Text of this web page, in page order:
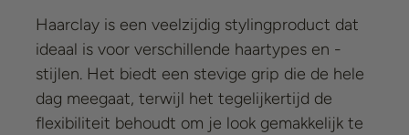
Haarclay is een veelzijdig stylingproduct dat
ideaal is voor verschillende haartypes en -
stijlen. Het biedt een stevige grip die de hele
dag meegaat, terwijl het tegelijkertijd de
flexibiliteit behoudt om je look gemakkelijk te